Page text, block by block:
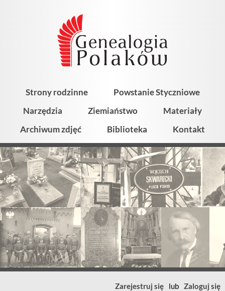
Strony rodzinne
Powstanie Styczniowe
Narzędzia
Ziemiaństwo
Materiały
Archiwum zdjęć
Biblioteka Kontakt
Zarejestruj się lub Zaloguj się